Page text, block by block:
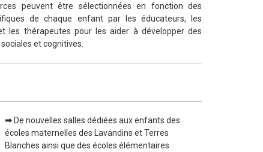
peuvent être sélectionnées en fonction des
de chaque enfant par les éducateurs, les
les thérapeutes pour les aider à développer des
et cognitives.
➡ De nouvelles salles dédiées aux enfants des
écoles maternelles des Lavandins et Terres
Blanches ainsi que des écoles élémentaires